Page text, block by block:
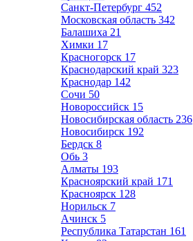
Санкт-Петербург 452
Московская область 342
Балашиха 21
Химки 17
Красногорск 17
Краснодарский край 323
Краснодар 142
Сочи 50
Новороссийск 15
Новосибирская область 236
Новосибирск 192
Бердск 8
Обь 3
Алматы 193
Красноярский край 171
Красноярск 128
Норильск 7
Ачинск 5
Республика Татарстан 161